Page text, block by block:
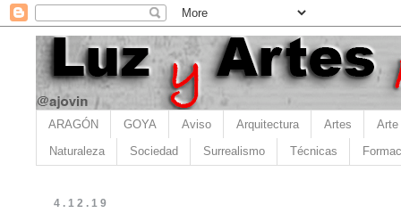
ARAGÓN GOYA Aviso Arquitectura Artes Arte
Naturaleza Sociedad Surrealismo Técnicas
4.12.19